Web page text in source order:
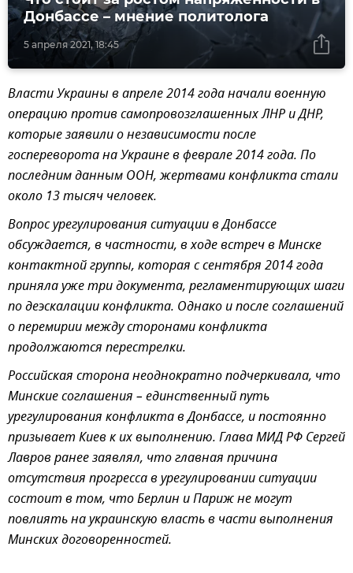
5 апреля 2021, 18:45
Донбассе – мнение политолога
Власти Украины в апреле 2014 года начали военную
операцию против самопровозглашенных ЛНР и ДНР,
которые заявили о независимости после
госпереворота на Украине в феврале 2014 года. По
последним данным ООН, жертвами конфликта стали
около 13 тысяч человек.
Вопрос урегулирования ситуации в Донбассе
обсуждается, в частности, в ходе встреч в Минске
контактной группы, которая с сентября 2014 года
приняла уже три документа, регламентирующих шаги
по деэскалации конфликта. Однако и после соглашений
о перемирии между сторонами конфликта
продолжаются перестрелки.
Российская сторона неоднократно подчеркивала, что
Минские соглашения – единственный путь
урегулирования конфликта в Донбассе, и постоянно
призывает Киев к их выполнению. Глава МИД РФ Сергей
Лавров ранее заявлял, что главная причина
отсутствия прогресса в урегулировании ситуации
состоит в том, что Берлин и Париж не могут
повлиять на украинскую власть в части выполнения
Минских договоренностей.